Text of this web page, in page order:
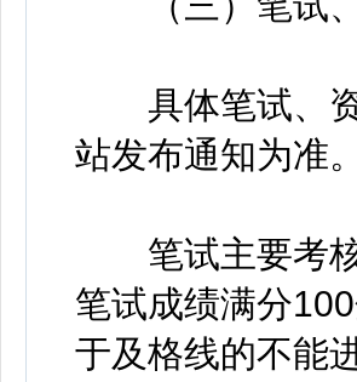
具体笔试、资
站发布通知为准。
笔试主要考核
笔试成绩满分
于及格线的不能